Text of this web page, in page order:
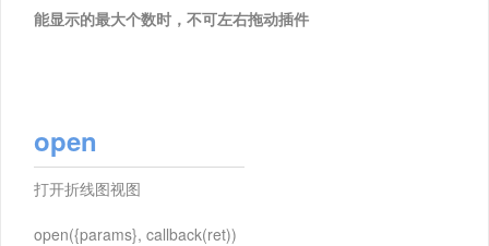
能显示的最大个数时，不可左右拖动插件
open
打开折线图视图
open({params}, callback(ret))